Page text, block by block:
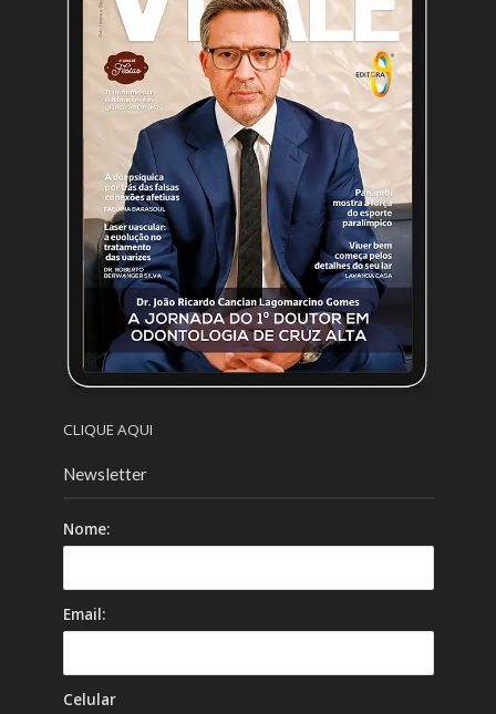
CLIQUE AQUI
Newsletter
Nome:
Email:
Celular